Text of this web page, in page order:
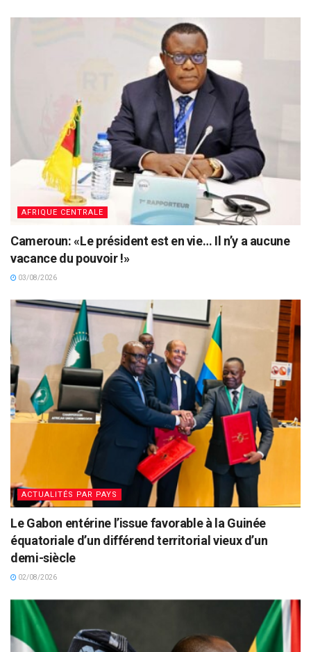
AFRIQUE CENTRALE
Cameroun: «Le président est en vie… Il n’y a aucune
vacance du pouvoir !»
03/08/2026
ACTUALITÉS PAR PAYS
Le Gabon entérine l’issue favorable à la Guinée
équatoriale d’un différend territorial vieux d’un
demi-siècle
02/08/2026